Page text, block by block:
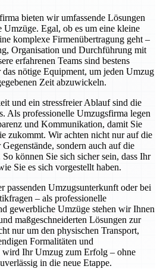
bieten wir umfassende Lösungen
Egal, ob es um eine kleine
komplexe Firmenübertragung geht –
Organisation und Durchführung mit
erfahrenen Teams sind bestens
nötige Equipment, um jeden Umzug
Zeit abzuwickeln.
und ein stressfreier Ablauf sind die
Als professionelle Umzugsfirma legen
und Kommunikation, damit Sie
zukommt. Wir achten nicht nur auf die
sondern auch auf die
können Sie sich sicher sein, dass Ihr
Sie es sich vorgestellt haben.
passenden Umzugsunterkunft oder bei
– als professionelle
gewerbliche Umzüge stehen wir Ihnen
maßgeschneiderten Lösungen zur
nur um den physischen Transport,
Formalitäten und
wird Ihr Umzug zum Erfolg – ohne
in die neue Etappe.